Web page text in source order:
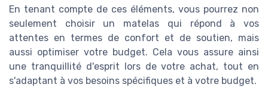
En tenant compte de ces éléments, vous pourrez non
seulement choisir un matelas qui répond à vos
attentes en termes de confort et de soutien, mais
aussi optimiser votre budget. Cela vous assure ainsi
une tranquillité d'esprit lors de votre achat, tout en
s'adaptant à vos besoins spécifiques et à votre budget.